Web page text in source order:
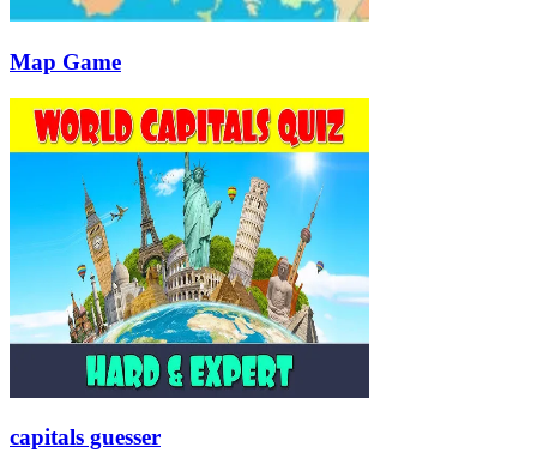
Map Game
capitals guesser